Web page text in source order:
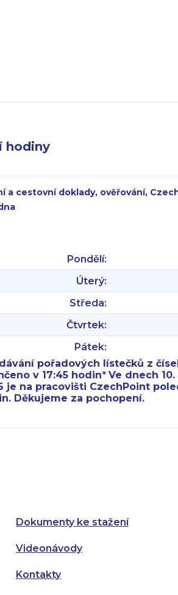
Dokumenty ke stažení
Videonávody
Kontakty
hodiny
a cestovní doklady, ověřování,
Pondělí:
Úterý:
Středa:
Čtvrtek:
Pátek:
pořadových lístečků z
v 17:45 hodin*Ve dnech 10.
je na pracovišti CzechPoint
Děkujeme za pochopení.
Pátek: